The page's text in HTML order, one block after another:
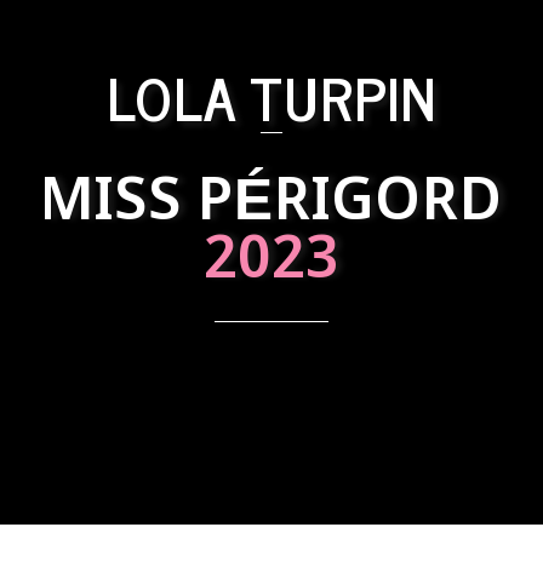
LOLA TURPIN
MISS PÉRIGORD
2023